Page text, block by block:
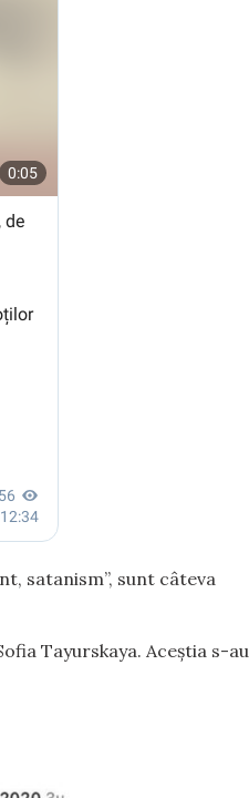
satanism”, sunt câteva
Tayurskaya. Aceștia s-au